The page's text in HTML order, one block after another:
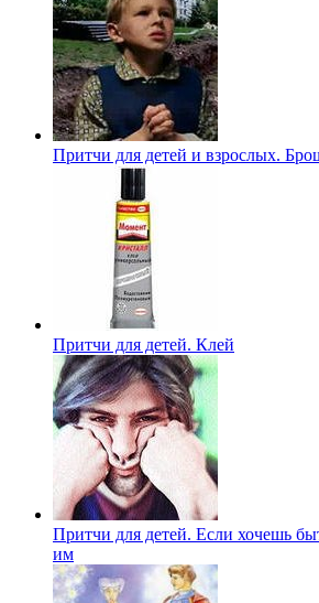
Притчи для детей и взрослых.
Притчи для детей. Клей
Притчи для детей. Если хочешь
им